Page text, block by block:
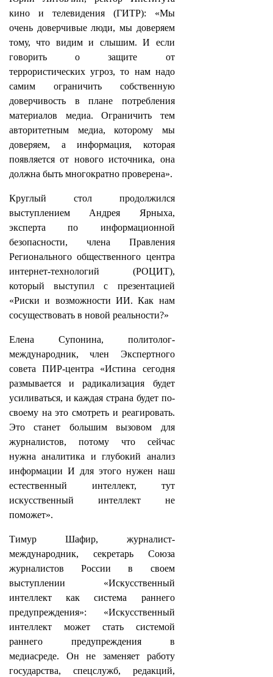
кино и телевидения (ГИТР): «Мы
очень доверчивые люди, мы доверяем
тому, что видим и слышим. И если
говорить о защите от
террористических угроз, то нам надо
самим ограничить собственную
доверчивость в плане потребления
материалов медиа. Ограничить тем
авторитетным медиа, которому мы
доверяем, а информация, которая
появляется от нового источника, она
должна быть многократно проверена».
Круглый стол продолжился
выступлением Андрея Ярныха,
эксперта по информационной
безопасности, члена Правления
Регионального общественного центра
интернет-технологий (РОЦИТ),
который выступил с презентацией
«Риски и возможности ИИ. Как нам
сосуществовать в новой реальности?»
Елена Супонина, политолог-
международник, член Экспертного
совета ПИР-центра «Истина сегодня
размывается и радикализация будет
усиливаться, и каждая страна будет по-
своему на это смотреть и реагировать.
Это станет большим вызовом для
журналистов, потому что сейчас
нужна аналитика и глубокий анализ
информации И для этого нужен наш
естественный интеллект, тут
искусственный интеллект не
поможет».
Тимур Шафир, журналист-
международник, секретарь Союза
журналистов России в своем
выступлении «Искусственный
интеллект как система раннего
предупреждения»: «Искусственный
интеллект может стать системой
раннего предупреждения в
медиасреде. Он не заменяет работу
государства, спецслужб, редакций,